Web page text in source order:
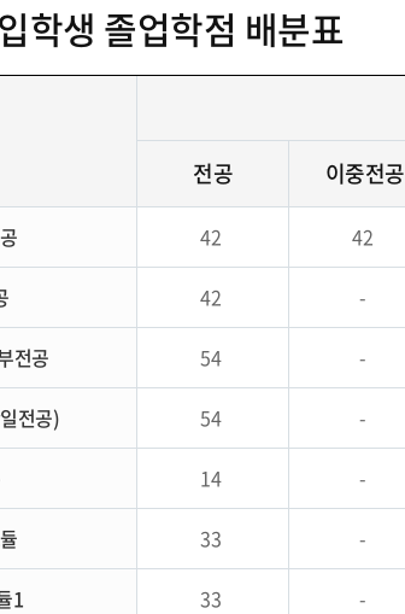
학생 졸업학점 배분표
전공 이중전공
42 42
42 -
전공 54 -
전공) 54 -
14 -
33 -
1 33 -